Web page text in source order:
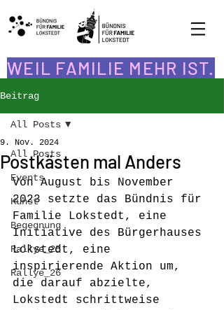
WEIL FAMILIE MEHR IST.
Beitrag
All Posts
Events
Kunst
Begegnung
Rallye_25
Rallye_26
All Posts
Postkästen mal Anders
9. Nov. 2024
Von August bis November
2023 setzte das Bündnis für
Familie Lokstedt, eine
Initiative des Bürgerhauses
Lokstedt, eine
inspirierende Aktion um,
die darauf abzielte,
Lokstedt schrittweise